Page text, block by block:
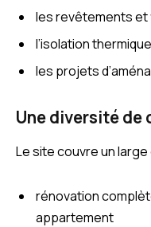
les revêtements et
l’isolation
les projets
Une diversité de
Le site couvre un
rénovation
appartement